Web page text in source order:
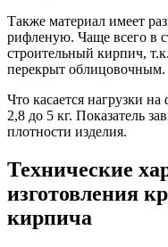
Также материал имеет
рифленую. Чаще всего в
строительный кирпич,
перекрыт облицовочным.
Что касается нагрузки
2,8 до 5 кг. Показатель
плотности изделия.
Технические
изготовления
кирпича